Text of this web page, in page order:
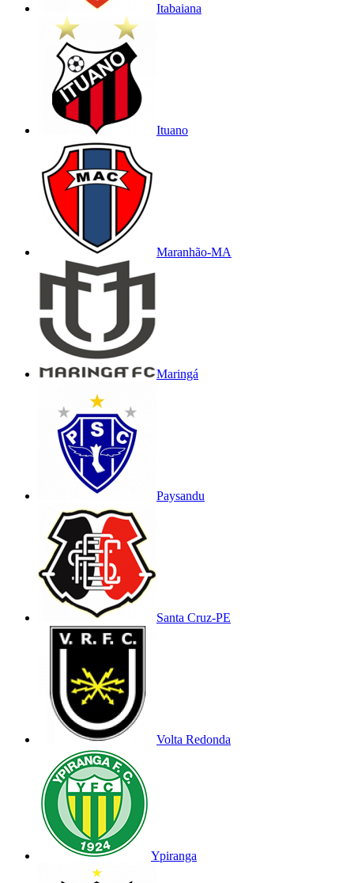
Itabaiana
Ituano
Maranhão-MA
Maringá
Paysandu
Santa Cruz-PE
Volta Redonda
Ypiranga